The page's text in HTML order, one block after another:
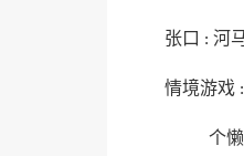
张口 : 河
情境游戏 :
个